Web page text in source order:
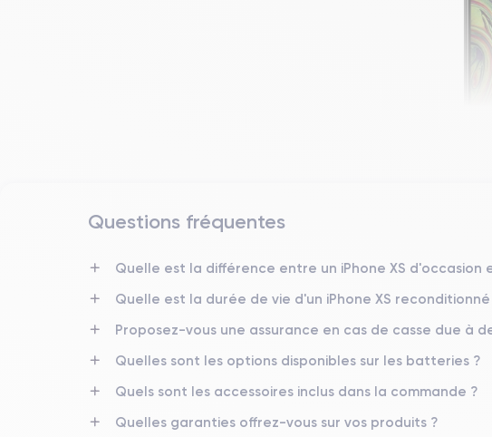
12/09/2018
Dimensions
Écran
RAM
Questions fréquentes
Quelle est la différence entre un iPhone XS d'occasion
Quelle est la durée de vie d'un iPhone XS reconditionné
Proposez-vous une assurance en cas de casse due à
Quelles sont les options disponibles sur les batteries ?
Quels sont les accessoires inclus dans la commande ?
Quelles garanties offrez-vous sur vos produits ?